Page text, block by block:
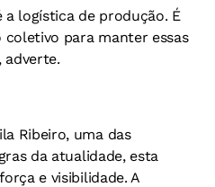
logística de produção. É
para manter essas
adverte.
Ribeiro, uma das
da atualidade, esta
e visibilidade. A